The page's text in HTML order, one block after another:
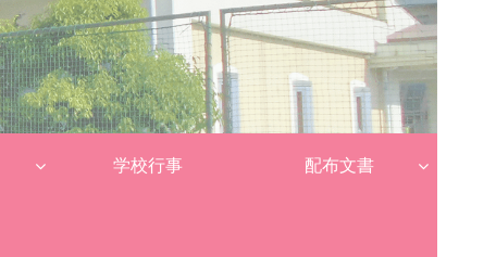
学校行事 配布文書